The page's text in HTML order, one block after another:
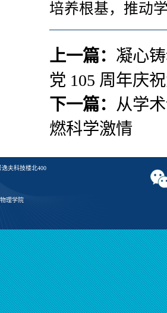
培养根基，推动
上一篇： 凝心
党 105 周年庆
下一篇： 从学
燃科学激情
夫科技楼北400
理学院